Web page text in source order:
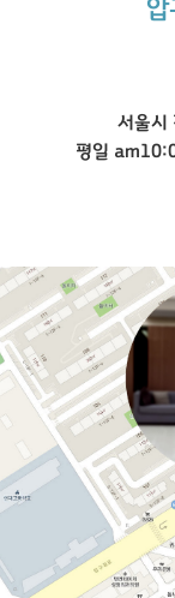
압
서울시
평일